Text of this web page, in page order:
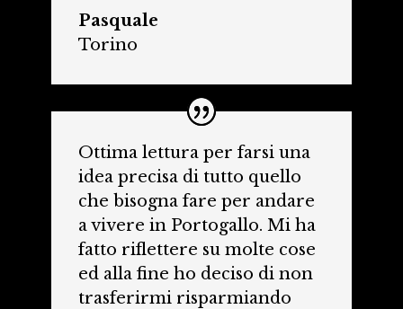
Pasquale
Torino
Ottima lettura per farsi una
idea precisa di tutto quello
che bisogna fare per andare
a vivere in Portogallo. Mi ha
fatto riflettere su molte cose
ed alla fine ho deciso di non
trasferirmi risparmiando